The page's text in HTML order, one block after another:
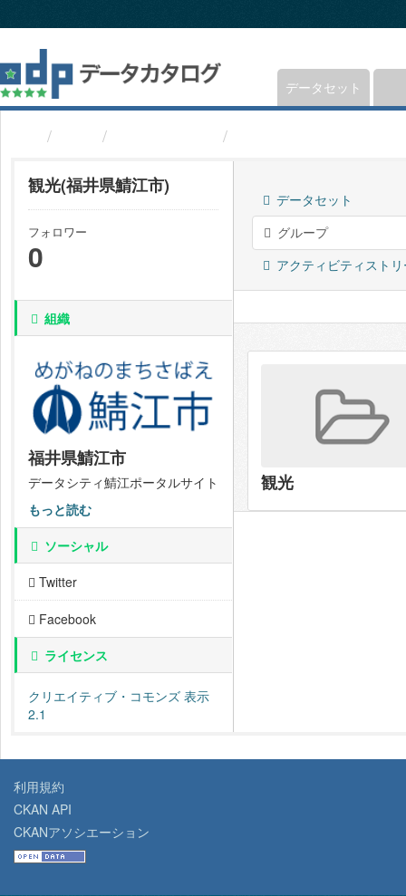
キ
プ
し
て
データセット
観光(福井県鯖江市)
フォロワー
0
組織
福井県鯖江市
データシティ鯖江ポータルサイト
もっと読む
ソーシャル
Twitter
Facebook
ライセンス
クリエイティブ・コモンズ 表示
2.1
データセット
グループ
アクティビティスト
観光
利用規約
CKAN API
CKANアソシエーション